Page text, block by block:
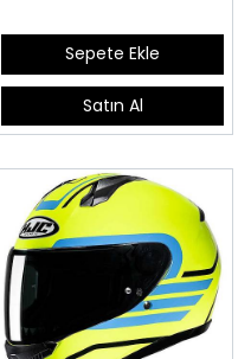
Sepete Ekle
Satın Al